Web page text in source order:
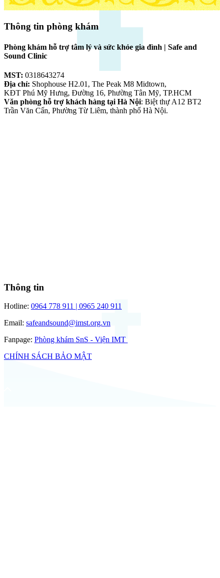
Thông tin phòng khám
Phòng khám hỗ trợ tâm lý và sức khỏe gia đình | Safe and
Sound Clinic
MST: 0318643274
Địa chỉ: Shophouse H2.01, The Peak M8 Midtown,
KĐT Phú Mỹ Hưng, Đường 16, Phường Tân Mỹ, TP.HCM
Văn phòng hỗ trợ khách hàng tại Hà Nội: Biệt thự A12 BT2
Trần Văn Cẩn, Phường Từ Liêm, thành phố Hà Nội.
Thông tin
Hotline: 0964 778 911 | 0965 240 911
Email: safeandsound@imst.org.vn
Fanpage: Phòng khám SnS - Viện IMT
CHÍNH SÁCH BẢO MẬT